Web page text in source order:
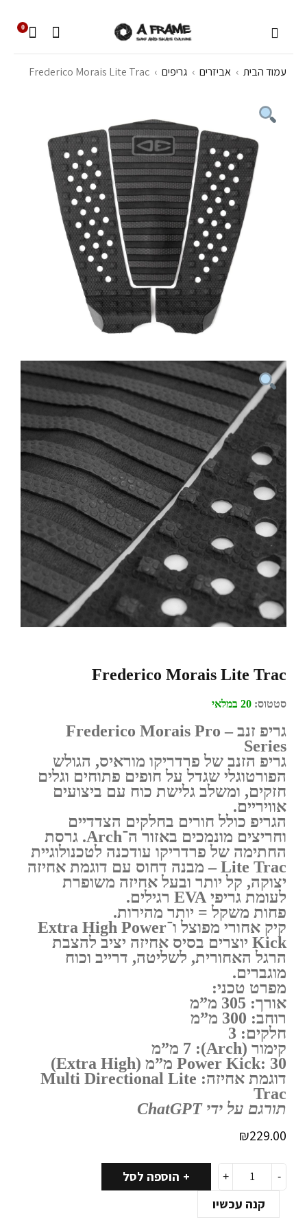
0
עמוד הבית › אביזרים › גריפים ›
Frederico Morais Lite Trac
Frederico Morais Lite Trac
סטטוס: 20 במלאי
גריפ זנב – Frederico Morais Pro
Series
גריפ הזנב של פרדריקו מוראיס, הגולש
הפורטוגלי שגדל על חופים פתוחים וגלים
חזקים, ומשלב גלישת כוח עם ביצועים
אוויריים.
הגריפ כולל חורים בחלקים הצדדיים
וחריצים מונמכים באזור ה־Arch. גרסת
החתימה של פרדריקו עודכנה לטכנולוגיית
Lite Trac– מבנה דחוס עם דוגמת אחיזה
יצוקה, קל יותר ובעל אחיזה משופרת
לעומת גריפי EVA רגילים.
פחות משקל = יותר מהירות.
קיק אחורי מפוצל ו־Extra High Power
Kick יוצרים בסיס אחיזה יציב להצבת
הרגל האחורית, לשליטה, דרייב וכוח
מוגברים.
מפרט טכני:
אורך: 305 מ”מ
רוחב: 300 מ”מ
חלקים: 3
קימור (Arch): 7 מ”מ
Power Kick: 30 מ”מ (Extra High)
דוגמת אחיזה: Multi Directional Lite
Trac
תורגם על ידי ChatGPT
₪229.00
הוספה לסל
קנה עכשיו